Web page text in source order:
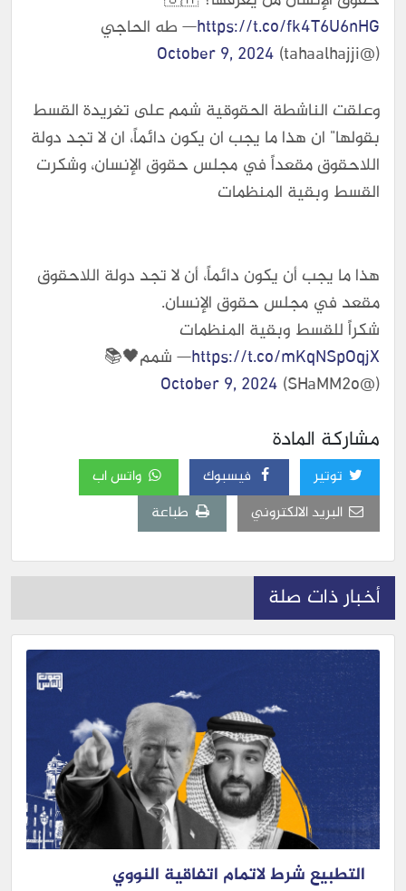
https://t.co/fk4T6U6nHG— طه الحاجي
(@tahaalhajji)
October 9, 2024
وعلقت الناشطة الحقوقية شمم على تغريدة القسط
بقولها" ان هذا ما يجب ان يكون دائماً، ان لا تجد دولة
اللاحقوق مقعداً في مجلس حقوق الإنسان، وشكرت
القسط وبقية المنظمات
هذا ما يجب أن يكون دائماً، أن لا تجد دولة اللاحقوق
مقعد في مجلس حقوق الإنسان.
شكراً للقسط وبقية المنظمات
https://t.co/mKqNSpOqjX— شمم🖤📚
(@SHaMM2o)
October 9, 2024
مشاركة المادة
توتير فيسبوك
واتس اب
البريد الالكتروني
طباعة
أخبار ذات صلة
التطبيع شرط لاتمام اتفاقية النووي